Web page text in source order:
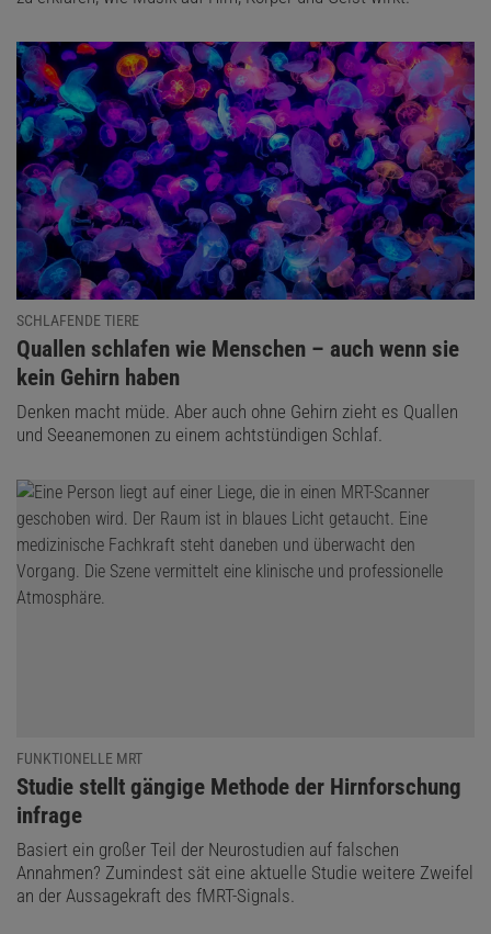
SCHLAFENDE TIERE
:
Quallen schlafen wie Menschen – auch wenn sie
kein Gehirn haben
Denken macht müde. Aber auch ohne Gehirn zieht es Quallen
und Seeanemonen zu einem achtstündigen Schlaf.
FUNKTIONELLE MRT
:
Studie stellt gängige Methode der Hirnforschung
infrage
Basiert ein großer Teil der Neurostudien auf falschen
Annahmen? Zumindest sät eine aktuelle Studie weitere Zweifel
an der Aussagekraft des fMRT-Signals.